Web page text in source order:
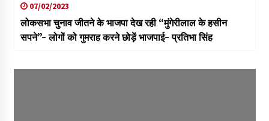
07/02/2023
लोकसभा चुनाव जीतने के भाजपा देख रही “मुंगेरीलाल के हसीन
सपने”- लोगों को गुमराह करने छोड़ें भाजपाई- प्रतिभा सिंह